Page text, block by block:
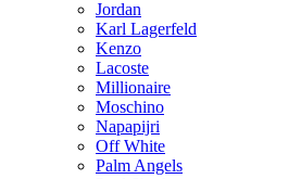
Jordan
Karl Lagerfeld
Kenzo
Lacoste
Millionaire
Moschino
Napapijri
Off White
Palm Angels